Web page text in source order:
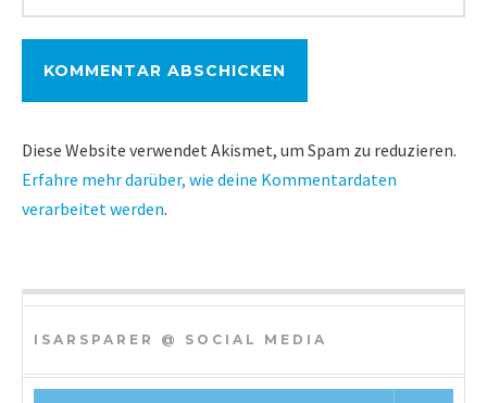
Diese Website verwendet Akismet, um Spam zu reduzieren.
Erfahre mehr darüber, wie deine Kommentardaten
verarbeitet werden.
ISARSPARER @ SOCIAL MEDIA